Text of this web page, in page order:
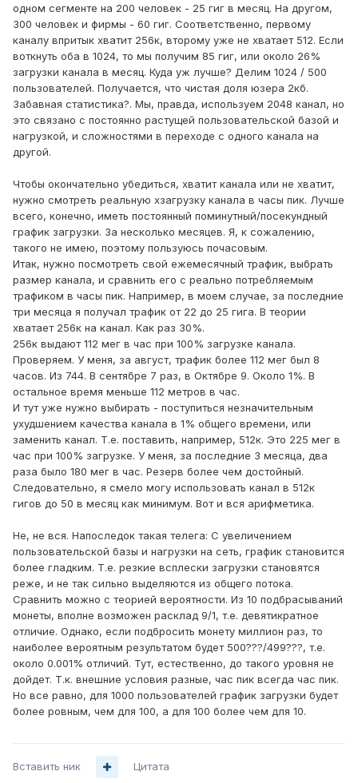
одном сегменте на 200 человек - 25 гиг в месяц. На другом,
300 человек и фирмы - 60 гиг. Соответственно, первому
каналу впритык хватит 256к, второму уже не хватает 512. Если
воткнуть оба в 1024, то мы получим 85 гиг, или около 26%
загрузки канала в месяц. Куда уж лучше? Делим 1024 / 500
пользователей. Получается, что чистая доля юзера 2кб.
Забавная статистика?. Мы, правда, используем 2048 канал, но
это связано с постоянно растущей пользовательской базой и
нагрузкой, и сложностями в переходе с одного канала на
другой.
Чтобы окончательно убедиться, хватит канала или не хватит,
нужно смотреть реальную хзагрузку канала в часы пик. Лучше
всего, конечно, иметь постоянный поминутный/посекундный
график загрузки. За несколько месяцев. Я, к сожалению,
такого не имею, поэтому пользуюсь почасовым.
Итак, нужно посмотреть свой ежемесячный трафик, выбрать
размер канала, и сравнить его с реально потребляемым
трафиком в часы пик. Например, в моем случае, за последние
три месяца я получал трафик от 22 до 25 гига. В теории
хватает 256к на канал. Как раз 30%.
256к выдают 112 мег в час при 100% загрузке канала.
Проверяем. У меня, за август, трафик более 112 мег был 8
часов. Из 744. В сентябре 7 раз, в Октябре 9. Около 1%. В
остальное время меньше 112 метров в час.
И тут уже нужно выбирать - поступиться незначительным
ухудшением качества канала в 1% общего времени, или
заменить канал. Т.е. поставить, например, 512к. Это 225 мег в
час при 100% загрузке. У меня, за последние 3 месяца, два
раза было 180 мег в час. Резерв более чем достойный.
Следовательно, я смело могу использовать канал в 512к
гигов до 50 в месяц как минимум. Вот и вся арифметика.
Не, не вся. Напоследок такая телега: С увеличением
пользовательской базы и нагрузки на сеть, график становится
более гладким. Т.е. резкие всплески загрузки становятся
реже, и не так сильно выделяются из общего потока.
Сравнить можно с теорией вероятности. Из 10 подбрасываний
монеты, вполне возможен расклад 9/1, т.е. девятикратное
отличие. Однако, если подбросить монету миллион раз, то
наиболее вероятным результатом будет 500???/499???, т.е.
около 0.001% отличий. Тут, естественно, до такого уровня не
дойдет. Т.к. внешние условия разные, час пик всегда час пик.
Но все равно, для 1000 пользователей график загрузки будет
более ровным, чем для 100, а для 100 более чем для 10.
Вставить ник Цитата